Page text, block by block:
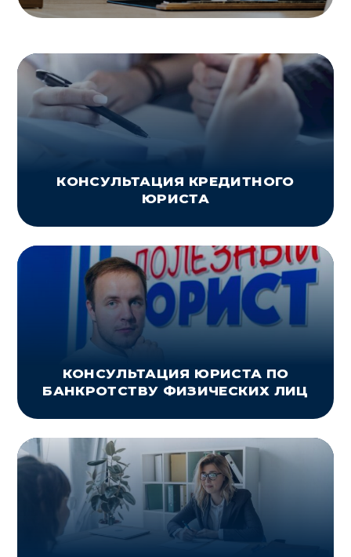
КОНСУЛЬТАЦИЯ КРЕДИТНОГО
ЮРИСТА
КОНСУЛЬТАЦИЯ ЮРИСТА ПО
БАНКРОТСТВУ ФИЗИЧЕСКИХ ЛИЦ